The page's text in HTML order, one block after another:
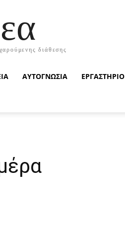
διάθεσης
ΑΥΤΟΓΝΩΣΙΑ ΕΡΓΑΣΤΗΡΙΟ